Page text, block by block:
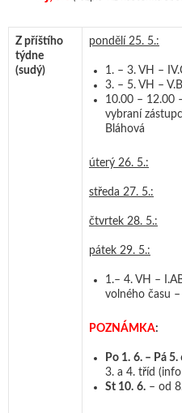
Z příštího
týdne
(sudý)
pondělí 25. 5.:
1. – 3. VH –
3. – 5. VH –
10.00 – 12.00
vybraní
Bláhová
úterý 26. 5.:
středa 27. 5.:
čtvrtek 28. 5.:
pátek 29. 5.:
1.– 4. VH –
volného času
POZNÁMKA:
Po 1. 6. – Pá 5.
3. a 4. tříd (info
St 10. 6. – od